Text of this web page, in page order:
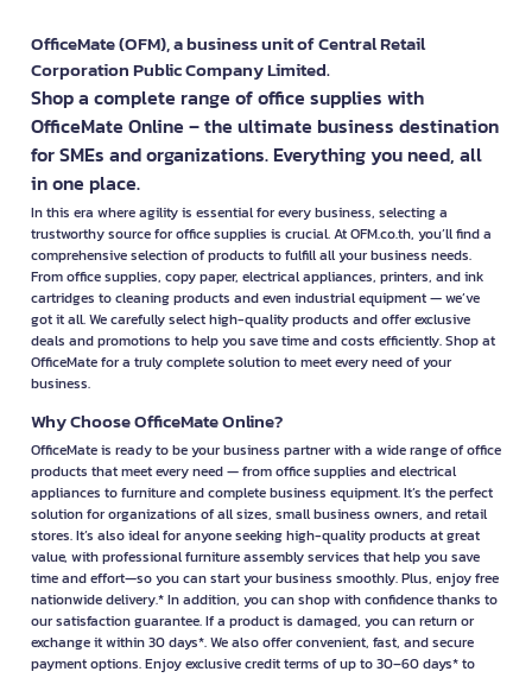
OfficeMate (OFM), a business unit of Central Retail
Corporation Public Company Limited.
Shop a complete range of office supplies with
OfficeMate Online – the ultimate business destination
for SMEs and organizations. Everything you need, all
in one place.
In this era where agility is essential for every business, selecting a
trustworthy source for office supplies is crucial. At OFM.co.th, you’ll find a
comprehensive selection of products to fulfill all your business needs.
From office supplies, copy paper, electrical appliances, printers, and ink
cartridges to cleaning products and even industrial equipment — we’ve
got it all. We carefully select high-quality products and offer exclusive
deals and promotions to help you save time and costs efficiently. Shop at
OfficeMate for a truly complete solution to meet every need of your
business.
Why Choose OfficeMate Online?
OfficeMate is ready to be your business partner with a wide range of office
products that meet every need — from office supplies and electrical
appliances to furniture and complete business equipment. It’s the perfect
solution for organizations of all sizes, small business owners, and retail
stores. It’s also ideal for anyone seeking high-quality products at great
value, with professional furniture assembly services that help you save
time and effort—so you can start your business smoothly. Plus, enjoy free
nationwide delivery.* In addition, you can shop with confidence thanks to
our satisfaction guarantee. If a product is damaged, you can return or
exchange it within 30 days*. We also offer convenient, fast, and secure
payment options. Enjoy exclusive credit terms of up to 30–60 days* to